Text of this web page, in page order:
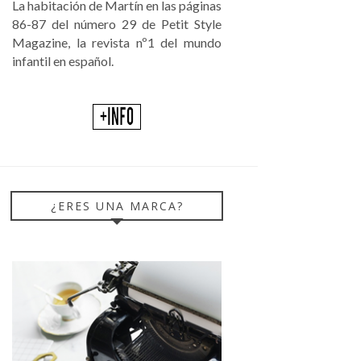
La habitación de Martín en las páginas
86-87 del número 29 de Petit Style
Magazine, la revista nº1 del mundo
infantil en español.
¿ERES UNA MARCA?